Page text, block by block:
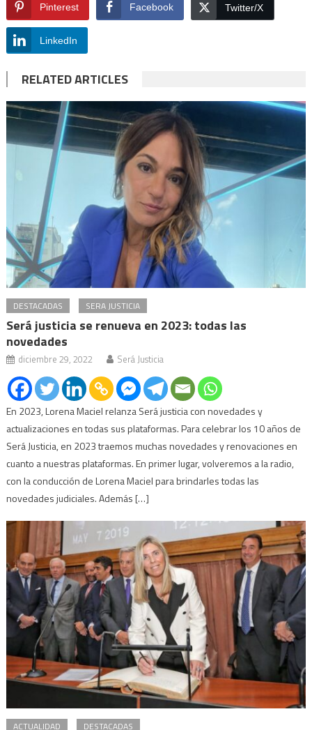
Pinterest Facebook Twitter/X
LinkedIn
RELATED ARTICLES
DESTACADAS SERA JUSTICIA
Será justicia se renueva en 2023: todas las
novedades
diciembre 29, 2022 Será Justicia
En 2023, Lorena Maciel relanza Será justicia con novedades y
actualizaciones en todas sus plataformas. Para celebrar los 10 años de
Será Justicia, en 2023 traemos muchas novedades y renovaciones en
cuanto a nuestras plataformas. En primer lugar, volveremos a la radio,
con la conducción de Lorena Maciel para brindarles todas las
novedades judiciales. Además […]
ACTUALIDAD DESTACADAS